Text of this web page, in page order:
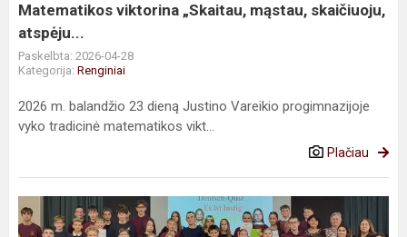
Matematikos viktorina „Skaitau, mąstau, skaičiuoju,
atspėju...
Paskelbta: 2026-04-28
Kategorija: Renginiai
2026 m. balandžio 23 dieną Justino Vareikio progimnazijoje
vyko tradicinė matematikos vikt...
Plačiau
Lietuvos
mokinių